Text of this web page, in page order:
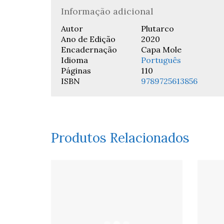
Informação adicional
Autor
Plutarco
Ano de Edição
2020
Encadernação
Capa Mole
Idioma
Português
Páginas
110
ISBN
9789725613856
Produtos Relacionados